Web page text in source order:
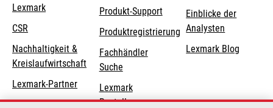
Lexmark
CSR
Nachhaltigkeit &
Kreislaufwirtschaft
Lexmark-Partner
wird
in
einer
neuen
Registerkarte
geöffnet
Produkt-Supportwird
einer
neuen
Produktregistrierung
Fachhändler
Suche
Lexmark
Bestellungen
Einblicke der
Analysten
Lexmark Blog